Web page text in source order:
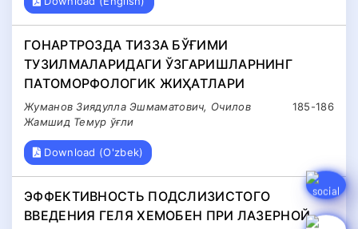
ГОНАРТРОЗДА ТИЗЗА БЎҒИМИ
ТУЗИЛМАЛАРИДАГИ ЎЗГАРИШЛАРНИНГ
ПАТОМОРФОЛОГИК ЖИҲАТЛАРИ
185-186
Жуманов Зиядулла Эшмаматович, Очилов
Жамшид Темур ўғли
Download (O'zbek)
ЭФФЕКТИВНОСТЬ ПОДСЛИЗИСТОГО
ВВЕДЕНИЯ ГЕЛЯ ХЕМОБЕН ПРИ ЛАЗЕРНОЙ